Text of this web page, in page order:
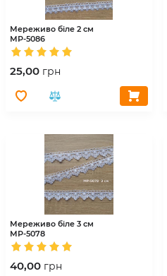
Мереживо біле 2 см
МР-5086
25,00 грн
Мереживо біле 3 см
МР-5078
40,00 грн